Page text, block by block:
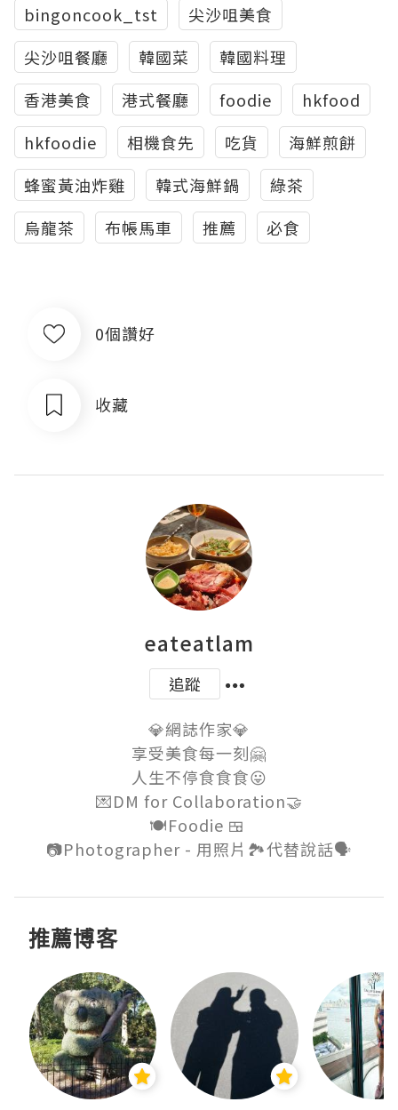
bingoncook_tst
尖沙咀美食
尖沙咀餐廳
韓國菜
韓國料理
香港美食
港式餐廳 foodie
hkfood
hkfoodie
相機食先 吃貨
海鮮煎餅
蜂蜜黃油炸雞
韓式海鮮鍋
綠茶
烏龍茶
布帳馬車 推薦 必食
0個讚好
收藏
eateatlam
追蹤
💎網誌作家💎
享受美食每一刻🤗
人生不停食食食😛
💌DM for Collaboration🤝
🍽Foodie 🍱
推薦博客